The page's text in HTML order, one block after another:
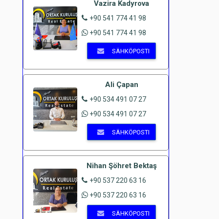
Vazira Kadyrova
+90 541 774 41 98
+90 541 774 41 98
SÄHKÖPOSTI
Ali Çapan
+90 534 491 07 27
+90 534 491 07 27
SÄHKÖPOSTI
Nihan Şöhret Bektaş
+90 537 220 63 16
+90 537 220 63 16
SÄHKÖPOSTI